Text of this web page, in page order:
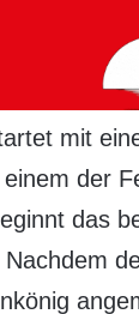
mit
der
das